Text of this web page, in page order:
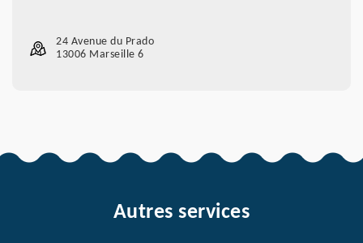
24 Avenue du Prado
13006 Marseille 6
Autres services